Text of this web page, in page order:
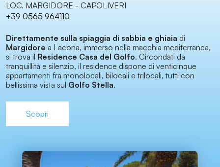
LOC. MARGIDORE - CAPOLIVERI
+39 0565 964110
Direttamente sulla spiaggia di sabbia e ghiaia di
Margidore a Lacona, immerso nella macchia mediterranea,
si trova il Residence Casa del Golfo. Circondati da
tranquillità e silenzio, il residence dispone di venticinque
appartamenti fra monolocali, bilocali e trilocali, tutti con
bellissima vista sul Golfo Stella.
Scopri